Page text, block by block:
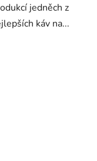
jedněch z
káv na...